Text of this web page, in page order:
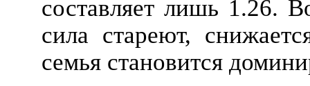
составляет лишь 1.26.
сила стареют,
семья становится